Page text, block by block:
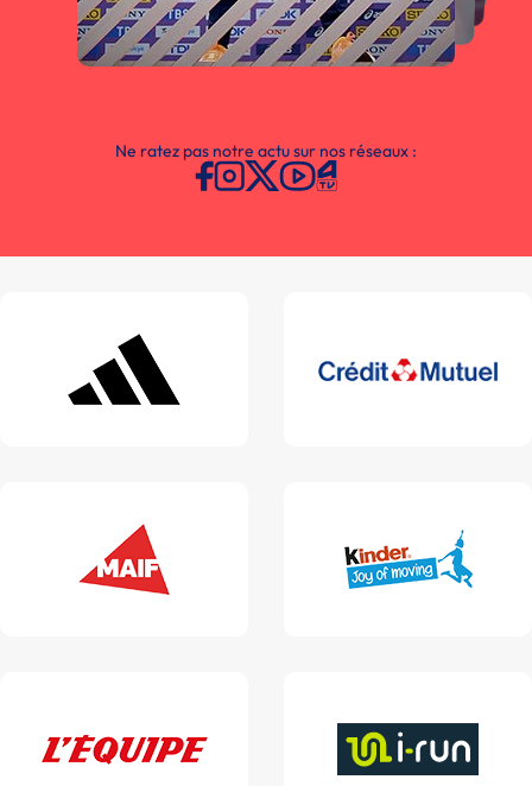
Ne ratez pas notre actu sur nos réseaux :